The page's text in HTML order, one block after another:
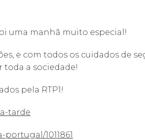
uma manhã muito especial!
e com todos os cuidados de
a sociedade!
pela RTP1!
tarde
1011861